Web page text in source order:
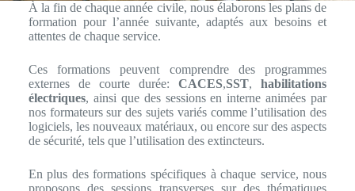
À la fin de chaque année civile, nous élaborons les plans de
formation pour l’année suivante, adaptés aux besoins et
attentes de chaque service.
Ces formations peuvent comprendre des programmes
externes de courte durée:CACES,SST,habilitations
électriques, ainsi que des sessions en interne animées par
nos formateurs sur des sujets variés comme l’utilisation des
logiciels, les nouveaux matériaux, ou encore sur des aspects
de sécurité, tels que l’utilisation des extincteurs.
En plus des formations spécifiques à chaque service, nous